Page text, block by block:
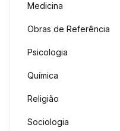
Medicina
Obras de Referência
Psicologia
Química
Religião
Sociologia